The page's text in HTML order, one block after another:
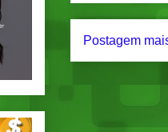
Postagem